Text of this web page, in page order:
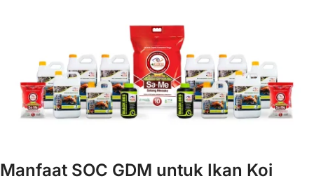
Manfaat SOC GDM untuk Ikan Koi